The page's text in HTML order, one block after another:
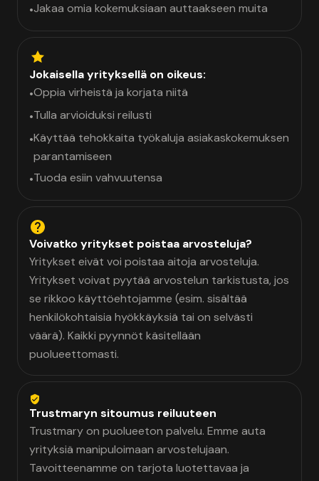
•Jakaa omia kokemuksiaan auttaakseen muita
Jokaisella yrityksellä on oikeus:
•Oppia virheistä ja korjata niitä
•Tulla arvioiduksi reilusti
•Käyttää tehokkaita työkaluja asiakaskokemuksen
parantamiseen
•Tuoda esiin vahvuutensa
Voivatko yritykset poistaa arvosteluja?
Yritykset eivät voi poistaa aitoja arvosteluja.
Yritykset voivat pyytää arvostelun tarkistusta, jos
se rikkoo käyttöehtojamme (esim. sisältää
henkilökohtaisia hyökkäyksiä tai on selvästi
väärä). Kaikki pyynnöt käsitellään
puolueettomasti.
Trustmaryn sitoumus reiluuteen
Trustmary on puolueeton palvelu. Emme auta
yrityksiä manipuloimaan arvostelujaan.
Tavoitteenamme on tarjota luotettavaa ja